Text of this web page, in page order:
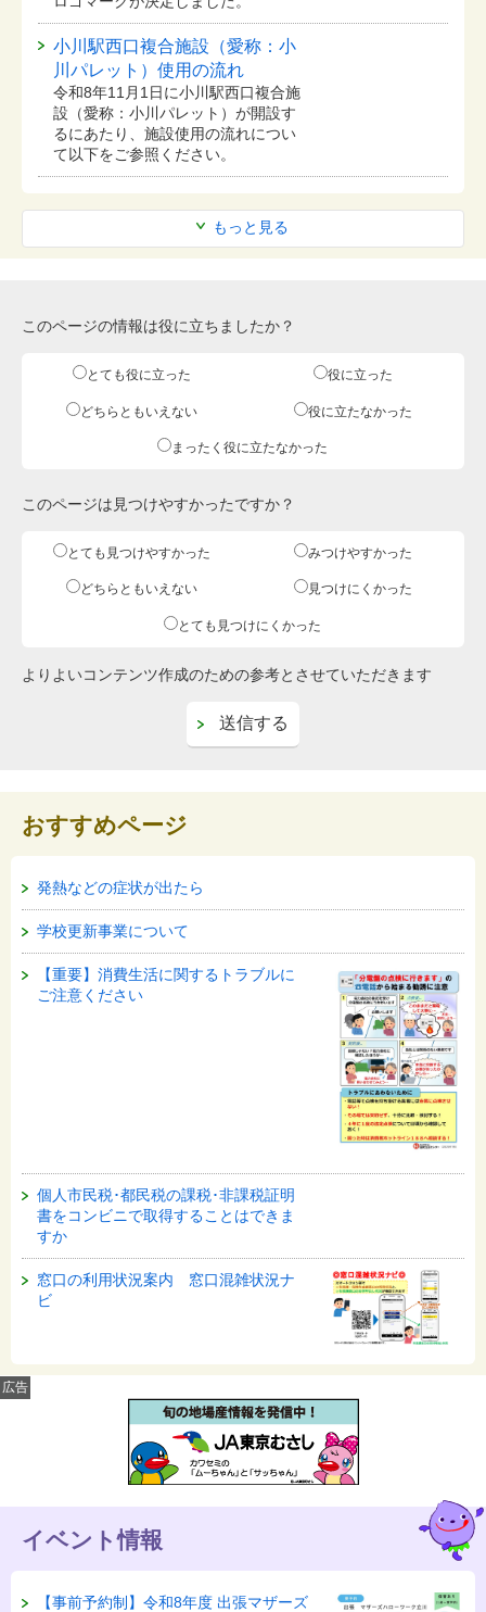
もっと見る
小川駅西口複合施設（愛称：小
川パレット）使用の流れ
令和8年11月1日に小川駅西口複合施
設（愛称：小川パレット）が開設す
るにあたり、施設使用の流れについ
て以下をご参照ください。
このページの情報は役に立ちましたか？
とても役に立った 役に立った
どちらともいえない 役に立たなかった
まったく役に立たなかった
このページは見つけやすかったですか？
とても見つけやすかった みつけやすかった
どちらともいえない 見つけにくかった
とても見つけにくかった
よりよいコンテンツ作成のための参考とさせていただきます
おすすめページ
発熱などの症状が出たら
学校更新事業について
【重要】消費生活に関するトラブルに
ご注意ください
個人市民税･都民税の課税･非課税証明
書をコンビニで取得することはできま
すか
窓口の利用状況案内 窓口混雑状況ナ
ビ
広告
イベント情報
【事前予約制】令和8年度 出張マザーズ